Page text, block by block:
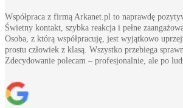
Współpraca z firmą Arkanet.pl to naprawdę
Świetny kontakt, szybka reakcja i pełne
Osoba, z którą współpracuję, jest wyjątkowo
prostu człowiek z klasą. Wszystko przebiega
Zdecydowanie polecam – profesjonalnie, ale po